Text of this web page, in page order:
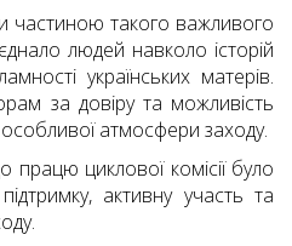
частиною такого важливого
людей навколо історій
українських матерів.
за довіру та можливість
атмосфери заходу.
циклової комісії було
активну участь та